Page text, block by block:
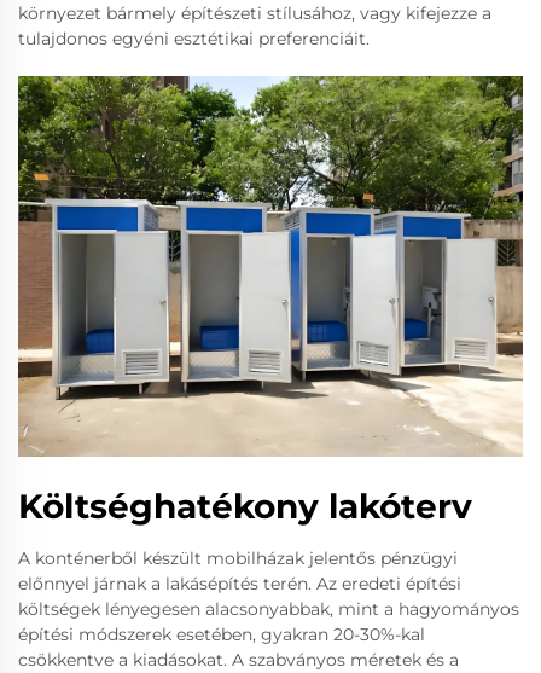
környezet bármely építészeti stílusához, vagy kifejezze a
tulajdonos egyéni esztétikai preferenciáit.
Költséghatékony lakóterv
A konténerből készült mobilházak jelentős pénzügyi
előnnyel járnak a lakásépítés terén. Az eredeti építési
költségek lényegesen alacsonyabbak, mint a hagyományos
építési módszerek esetében, gyakran 20-30%-kal
csökkentve a kiadásokat. A szabványos méretek és a